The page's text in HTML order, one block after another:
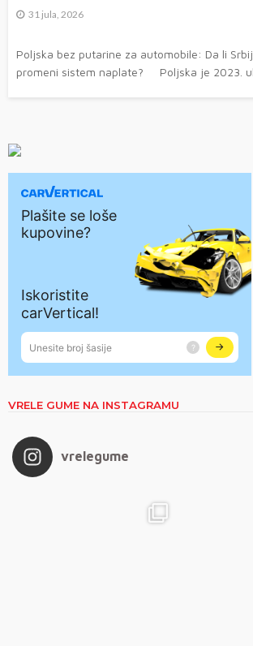
31 jula, 2026
Poljska bez putarine za automobile: Da li
promeni sistem naplate? Poljska je 2023.
VRELE GUME NA INSTAGRAMU
vrelegume